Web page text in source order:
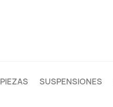
PIEZAS SUSPENSIONES